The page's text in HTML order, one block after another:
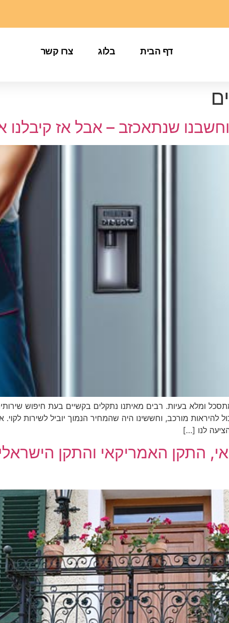
דף הבית בלוג צרו קשר
שנתאכזב – אבל אז קיבלנו
ומלא בעיות. רבים מאיתנו נתקלים בקשיים בעת חיפוש
להיראות מורכב, וחששינו היה שהמחיר הנמוך יוביל לשירות לקוי.
לנו […]
התקן האמריקאי והתקן